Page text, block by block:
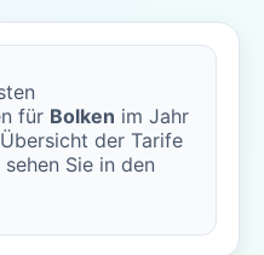
für Bolken im Jahr
der Tarife
Sie in den